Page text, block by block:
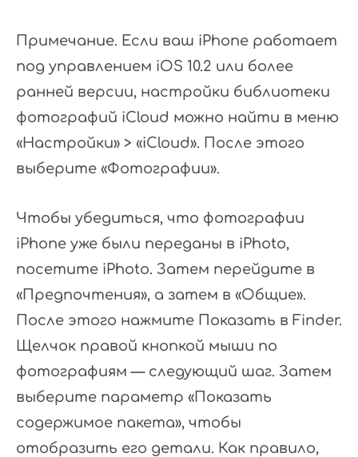
Примечание. Если ваш iPhone работает
под управлением iOS 10.2 или более
ранней версии, настройки библиотеки
фотографий iCloud можно найти в меню
«Настройки» > «iCloud». После этого
выберите «Фотографии».
Чтобы убедиться, что фотографии
iPhone уже были переданы в iPhoto,
посетите iPhoto. Затем перейдите в
«Предпочтения», а затем в «Общие».
После этого нажмите Показать в Finder.
Щелчок правой кнопкой мыши по
фотографиям — следующий шаг. Затем
выберите параметр «Показать
содержимое пакета», чтобы
отобразить его детали. Как правило,